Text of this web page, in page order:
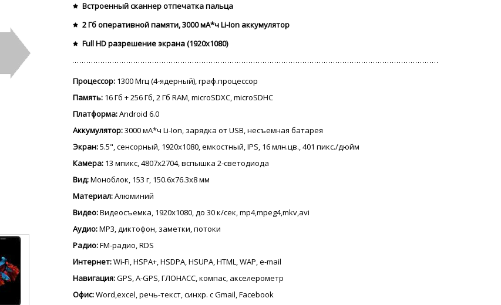
Встроенный сканнер отпечатка пальца
2 Гб оперативной памяти, 3000 мА*ч Li-Ion аккумулятор
Full HD разрешение экрана (1920x1080)
Процессор: 1300 Мгц (4-ядерный), граф.процессор
Память: 16 Гб + 256 Гб, 2 Гб RAM, microSDXC, microSDHC
Платформа:Android 6.0
Аккумулятор:3000 мА*ч Li-Ion, зарядка от USB, несъемная батарея
Экран:5.5", сенсорный, 1920x1080, емкостный, IPS, 16 млн.цв., 401 пикс./дюйм
Камера: 13 мпикс, 4807x2704, вспышка 2-светодиода
Вид:Моноблок, 153 г, 150.6x76.3x8 мм
Материал:Алюминий
Видео:Видеосъемка, 1920x1080, до 30 к/сек, mp4,mpeg4,mkv,avi
Аудио:MP3, диктофон, заметки, потоки
Радио:FM-радио, RDS
Интернет:Wi-Fi, HSPA+, HSDPA, HSUPA, HTML, WAP, e-mail
Навигация:GPS, A-GPS, ГЛОНАСС, компас, акселерометр
Офис:Word,excel, речь-текст, синхр. с Gmail, Facebook